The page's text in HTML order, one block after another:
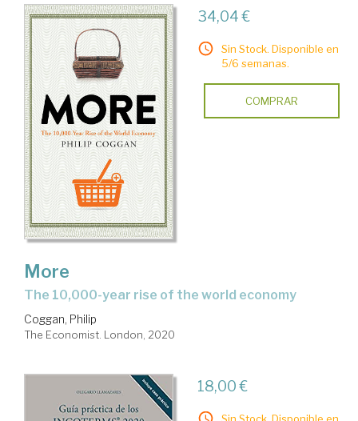
34,04 €
Sin Stock. Disponible en
5/6 semanas.
COMPRAR
More
the 10,000-year rise of the world economy
Coggan, Philip
The Economist. London, 2020
18,00 €